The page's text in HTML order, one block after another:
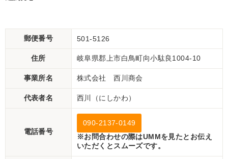
郵便番号 501-5126
住所 岐阜県郡上市白鳥町向小駄良1004-10
事業所名 株式会社 西川商会
代表者名 西川（にしかわ）
電話番号
090-2137-0149
※お問合わせの際はUMMを見たとお伝え
いただくとスムーズです。